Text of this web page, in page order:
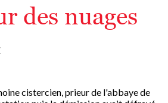
des nuages
cistercien, prieur de l'abbaye de